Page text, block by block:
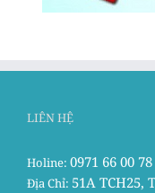
LIÊN HỆ
Holine: 0971 66 00 78
Địa Chỉ: 51A TCH25,